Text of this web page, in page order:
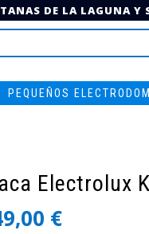
DE LA LAGUNA
PEQUEÑOS
Electrolux
€